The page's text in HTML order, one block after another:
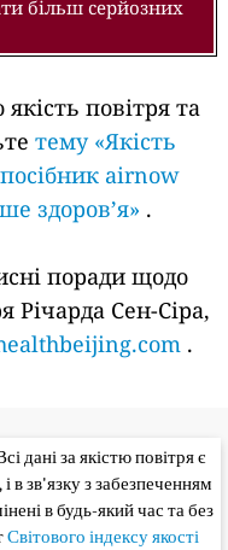
більш серйозних
повітря та
тему «Якість
посібник airnow
здоров’я» .
поради щодо
Річарда Сен-Сіра,
.
дані за якістю повітря є
в зв'язку з забезпеченням
в будь-який час та без
Світового індексу якості